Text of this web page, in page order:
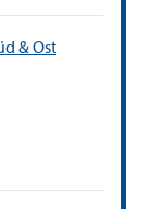
& Ost